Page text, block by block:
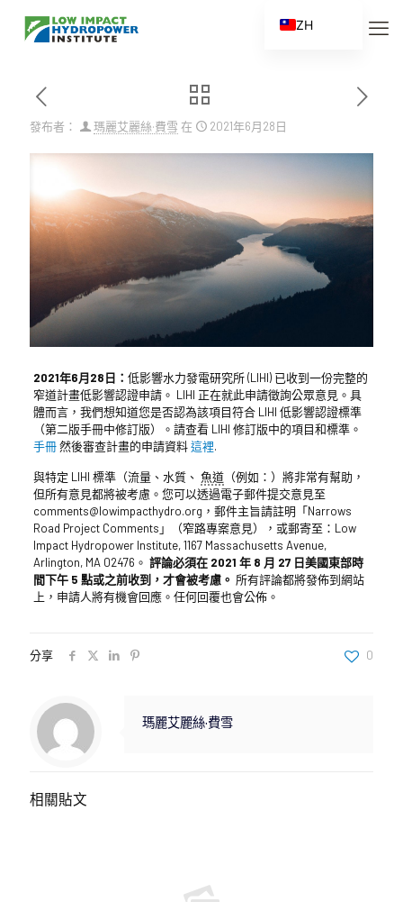
發布者： 瑪麗艾麗絲·費雪 在 2021年6月28日
2021年6月28日： 低影響水力發電研究所 (LIHI) 已收到一份完整的
窄道計畫低影響認證申請。 LIHI 正在就此申請徵詢公眾意見。具
體而言，我們想知道您是否認為該項目符合 LIHI 低影響認證標準
（第二版手冊中修訂版）。請查看 LIHI 修訂版中的項目和標準。
手冊然後審查計畫的申請資料這裡.
與特定 LIHI 標準（流量、水質、 魚道（例如：）將非常有幫助，
但所有意見都將被考慮。您可以透過電子郵件提交意見至
comments@lowimpacthydro.org，郵件主旨請註明「Narrows
Road Project Comments」（窄路專案意見），或郵寄至：Low
Impact Hydropower Institute, 1167 Massachusetts Avenue,
Arlington, MA 02476。 評論必須在 2021 年 8 月 27 日美國東部時
間下午 5 點或之前收到，才會被考慮。 所有評論都將發佈到網站
上，申請人將有機會回應。任何回覆也會公佈。
分享 0
瑪麗艾麗絲·費雪
相關貼文
ZH